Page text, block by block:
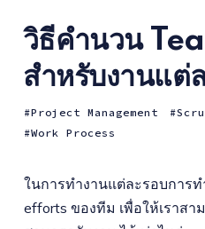
วิธีคำนวน
สำหรับงานแ
Project Management
Work Process
ในการทำงานแต่ละรอบการท
efforts ของทีม เพื่อให้เราสา